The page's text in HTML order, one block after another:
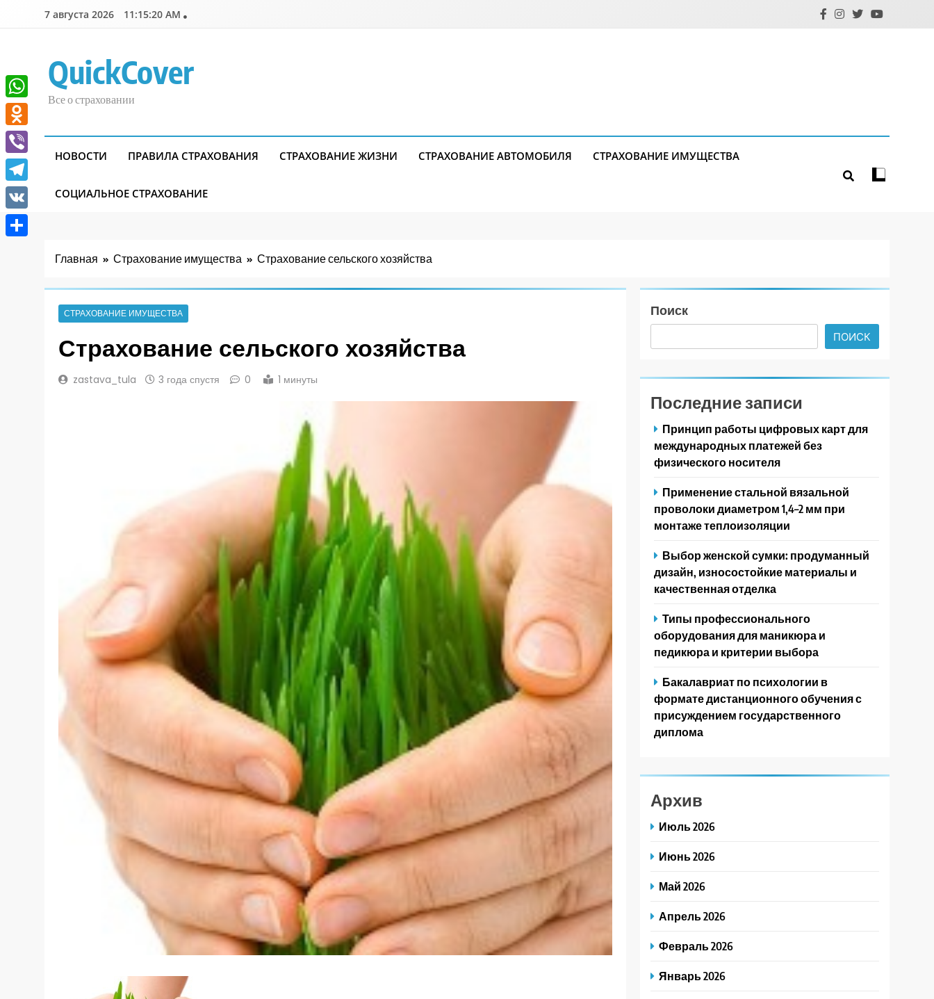
7 августа 2026 11:15:22 AM
QuickCover
Все о страховании
НОВОСТИ ПРАВИЛА СТРАХОВАНИЯ СТРАХОВАНИЕ ЖИЗНИ СТРАХОВАНИЕ АВТОМОБИЛЯ СТРАХОВАНИЕ ИМУЩЕСТВА
СОЦИАЛЬНОЕ СТРАХОВАНИЕ
Главная Страхование имущества Страхование сельского хозяйства
СТРАХОВАНИЕ ИМУЩЕСТВА
Страхование сельского хозяйства
zastava_tula 3 года спустя 0 1 минуты
Поиск
ПОИСК
Последние записи
Принцип работы цифровых карт для
международных платежей без
физического носителя
Применение стальной вязальной
проволоки диаметром 1,4–2 мм при
монтаже теплоизоляции
Выбор женской сумки: продуманный
дизайн, износостойкие материалы и
качественная отделка
Типы профессионального
оборудования для маникюра и
педикюра и критерии выбора
Бакалавриат по психологии в
формате дистанционного обучения с
присуждением государственного
диплома
Архив
Июль 2026
Июнь 2026
Май 2026
Апрель 2026
Февраль 2026
Январь 2026
WhatsApp
Odnoklassniki
Viber
Telegram
VK